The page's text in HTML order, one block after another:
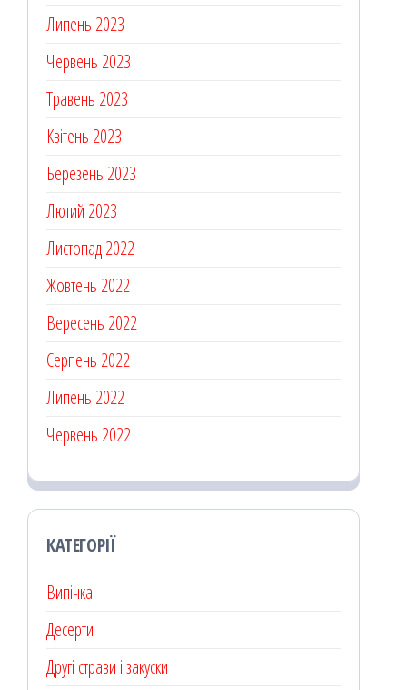
Липень 2023
Червень 2023
Травень 2023
Квітень 2023
Березень 2023
Лютий 2023
Листопад 2022
Жовтень 2022
Вересень 2022
Серпень 2022
Липень 2022
Червень 2022
КАТЕГОРІЇ
Випічка
Десерти
Другі страви і закуски